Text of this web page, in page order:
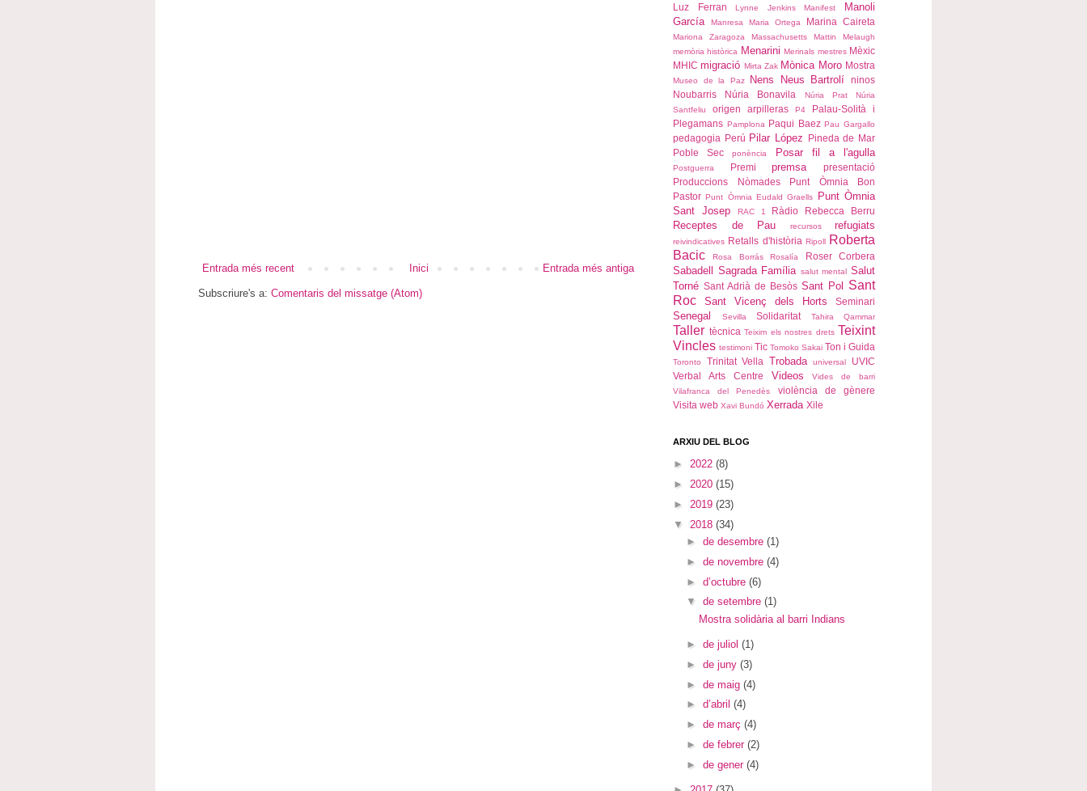
Entrada més recent Entrada més antiga
Inici
Subscriure's a: Comentaris del missatge (Atom)
Luz Ferran Lynne Jenkins Manifest
Manoli
García
Manresa Maria Ortega Marina Caireta
Mariona Zaragoza Massachusetts
Mattin Melaugh
memòria històrica
Menarini Merinals mestres Mèxic
MHIC migració Mirta Zak Mònica Moro Mostra
Museo de la Paz Nens Neus Bartrolí
ninos
Noubarris
Núria Bonavila Núria Prat
Núria
Santfeliu
origen arpilleras P4
Palau-Solità i
Plegamans Pamplona Paqui Baez Pau Gargallo
pedagogia Perú Pilar López
Pineda de Mar
Poble Sec
ponència Posar fil a l'agulla
Postguerra Premi premsa
presentació
Produccions Nòmades
Punt Òmnia Bon
Pastor Punt Òmnia Eudald Graells
Punt Òmnia
Sant Josep
RAC 1 Ràdio Rebecca Berru
Receptes de Pau recursos refugiats
reivindicatives Retalls d'història Ripoll Roberta
Bacic
Rosa Borrás Rosalía Roser Corbera
Sabadell Sagrada Família salut mental Salut
Torné Sant Adrià de Besòs Sant Pol
Sant
Roc
Sant Vicenç dels Horts Seminari
Senegal Sevilla Solidaritat Tahira Qammar
Taller tècnica Teixim els nostres drets Teixint
Vincles testimoni Tic Tomoko Sakai Ton i Guida
Toronto Trinitat Vella Trobada universal
UVIC
Verbal Arts Centre
Videos
Vides de barri
Vilafranca del Penedès
violència de gènere
Visita web Xavi Bundó Xerrada Xile
ARXIU DEL BLOG
► 2022 (8)
► 2020 (15)
► 2019 (23)
▼ 2018 (34)
► de desembre (1)
► de novembre (4)
► d’octubre (6)
▼ de setembre (1)
Mostra solidària al barri Indians
► de juliol (1)
► de juny (3)
► de maig (4)
► d’abril (4)
► de març (4)
► de febrer (2)
► de gener (4)